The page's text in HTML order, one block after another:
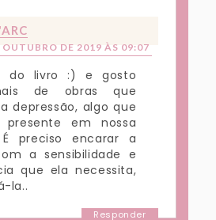
OUTUBRO DE 2019 ÀS 09:07
do livro :) e gosto
de obras que
depressão, algo que
em nossa
É preciso encarar a
a sensibilidade e
que ela necessita,
la..
Responder